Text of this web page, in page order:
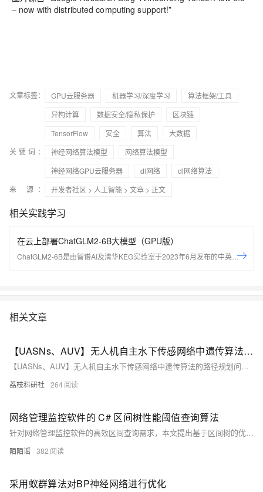
– now with distributed computing support!”
文章标签： GPU云服务器 机器学习/深度学习
算法框架/工具
异构计算
数据安全/隐私保护
区块链
TensorFlow
安全 算法
大数据
关键词：
神经网络算法模型
网络算法模型
神经网络GPU云服务器
dl网络
dl网络算法
来 源：
开发者社区 > 人工智能 > 文章 > 正文
相关实践学习
在云上部署ChatGLM2-6B大模型（GPU版）
ChatGLM2-6B是由智谱AI及清华KEG实验室于2023年6月发布的中英双语
相关文章
【UASNs、AUV】无人机自主水下传感网络中遗传算法的路径规划问题研究（Matlab代码实现）
【UASNs、AUV】无人机自主水下传感网络中遗传算法的路径规划问题研究（Matlab代码实现）
荔枝科研社 264
网络管理监控软件的 C# 区间树性能阈值查询算法
针对网络管理监控软件的高效区间查询需求，本文提出基于区间树的优化方案。传统线性遍历效率低，10万条数据查询超800ms，难以满足实时性要求。区间树以平衡二叉搜索树结构，结合节点最大值剪枝策略，将查询复杂度从O(N)降至O(logN+K)，显著提升性能。通过C#实现，支持按指标类型分组建树、增量插入与多维度联合查询，在10万记录下查询耗时仅约2.8ms，内存占用降低35%。测试表明，该方案有效解决高负载场景下的响应延迟问题，助力管理员快速定位异常设备，提升运维效率与系统稳定性。
陌陌谣 382
采用蚁群算法对BP神经网络进行优化